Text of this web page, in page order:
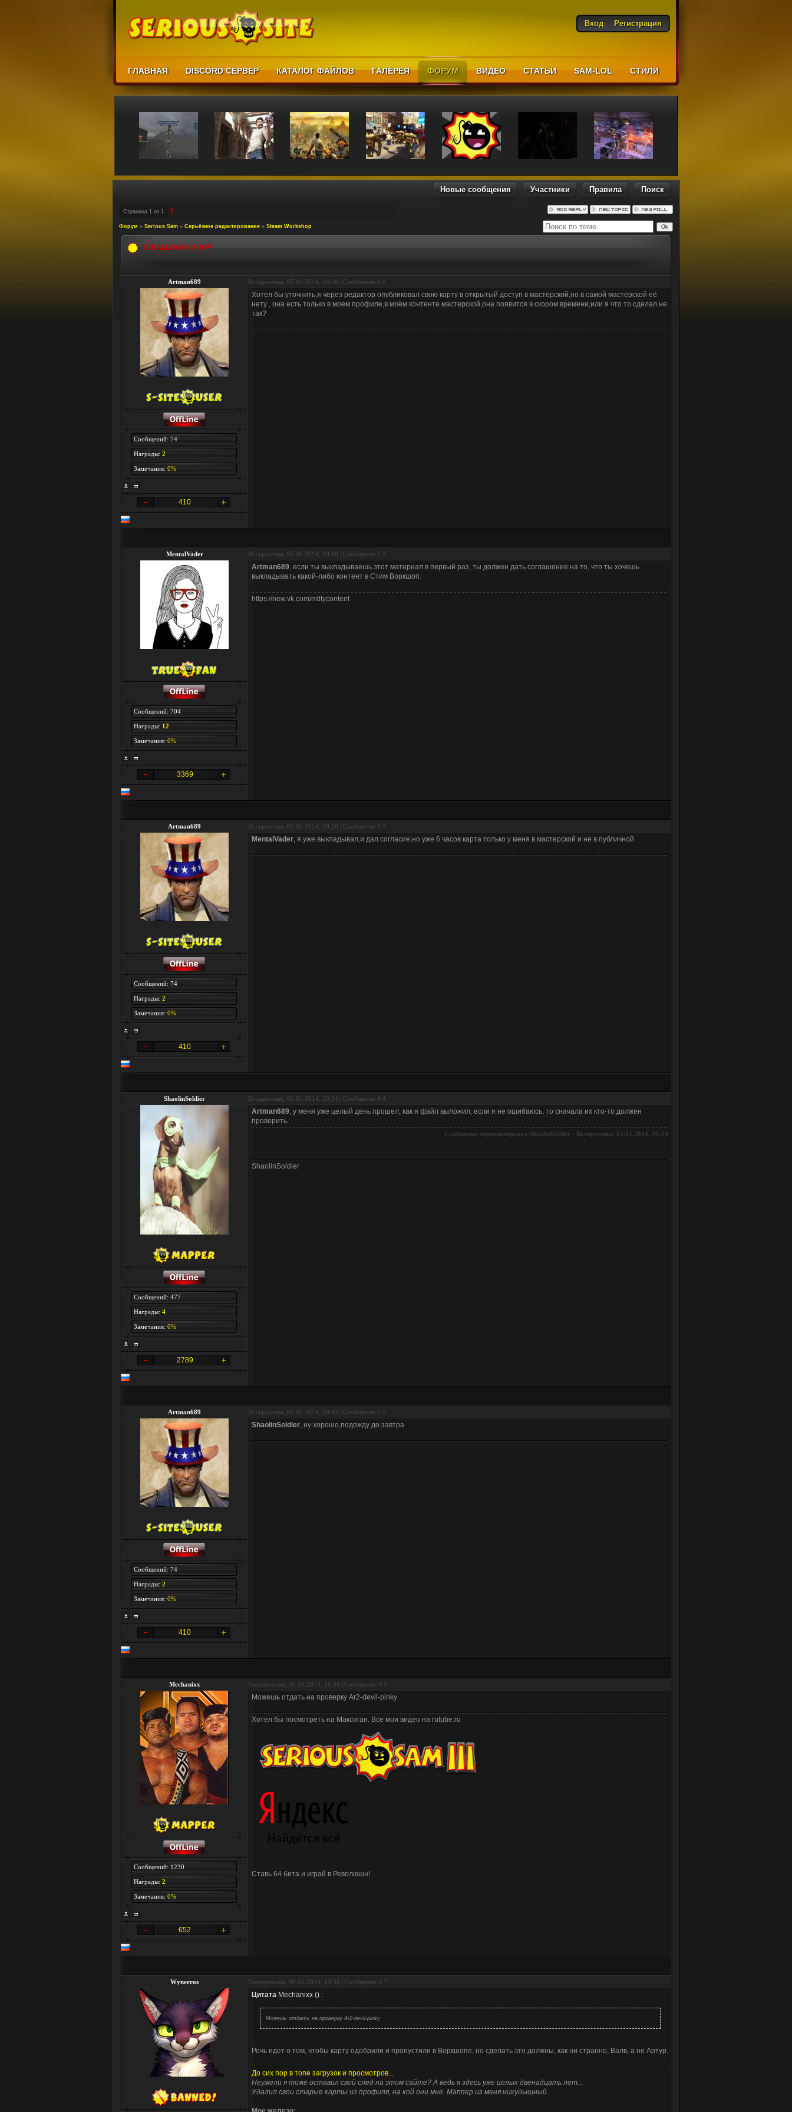
Вход Регистрация
ГЛАВНАЯ DISCORD СЕРВЕР КАТАЛОГ ФАЙЛОВ ГАЛЕРЕЯ ФОРУМ ВИДЕО СТАТЬИ SAM-LOL CТИЛИ
Новые сообщения Участники Правила Поиск
Страница 1 из 1 1
Форум » Serious Sam » Серьёзное редактирование » Steam Workshop
STEAM WORKSHOP
Artman689 Воскресенье, 05.01.2014, 16:36 | Сообщение # 1
Сообщений: 74
Награды: 2
Замечания: 0%
410
Хотел бы уточнить,я через редактор опубликовал свою карту в открытый доступ в мастерской,но в самой мастерской её
нету , она есть только в моем профиле,в моём контенте мастерской,она появится в скором времени,или я что то сделал не
так?
MentalVader Воскресенье, 05.01.2014, 19:48 | Сообщение # 2
Сообщений: 704
Награды: 12
Замечания: 0%
3369
Artman689, если ты выкладываешь этот материал в первый раз, ты должен дать соглашение на то, что ты хочешь
выкладывать какой-либо контент в Стим Воркшоп.
https://new.vk.com/mtltycontent
Artman689 Воскресенье, 05.01.2014, 20:26 | Сообщение # 3
Сообщений: 74
Награды: 2
Замечания: 0%
410
MentalVader, я уже выкладывал,и дал согласие,но уже 6 часов карта только у меня в мастерской и не в публичной
ShaolinSoldier Воскресенье, 05.01.2014, 20:34 | Сообщение # 4
Сообщений: 477
Награды: 4
Замечания: 0%
2789
Artman689, у меня уже целый день прошел, как я файл выложил, если я не ошибаюсь, то сначала их кто-то должен
проверить.
Сообщение отредактировал ShaolinSoldier - Воскресенье, 05.01.2014, 20:34
ShaolinSoldier
Artman689 Воскресенье, 05.01.2014, 20:45 | Сообщение # 5
Сообщений: 74
Награды: 2
Замечания: 0%
410
ShaolinSoldier, ну хорошо,подожду до завтра
Mechanixx Понедельник, 06.01.2014, 18:34 | Сообщение # 6
Сообщений: 1230
Награды: 2
Замечания: 0%
652
Можешь отдать на проверку Ar2-devil-pinky
Хотел бы посмотреть на Максиган. Все мои видео на rutube.ru
Ставь 64 бита и играй в Революшн!
Wynerros Понедельник, 06.01.2014, 19:36 | Сообщение # 7
Цитата Mechanixx () :
Можешь отдать на проверку Ar2-devil-pinky
Речь идет о том, чтобы карту одобрили и пропустили в Воркшопе, но сделать это должны, как ни странно, Валв, а не Артур.
До сих пор в топе загрузок и просмотров...
Неужели я тоже оставил свой след на этом сайте? А ведь я здесь уже целых двенадцать лет...
Удалил свои старые карты из профиля, на кой они мне. Маппер из меня никудышный.